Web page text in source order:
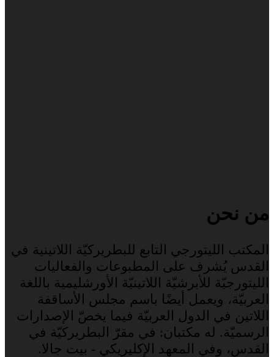
من نحن
المكتب الليتورجي التابع للبطريركيّة اللاتينية في
القدس يُشرف على المطبوعات والفعاليات
الليتورجيّة للأبرشيّة اللاتينيّة الأورشليمية باللغة
العربيّة، ويعمل أيضًا باسم مجلس الأساقفة
اللاتين في الدول العربيّة فيما يخصّ الإصدارات
الرسميّة. له مكتبان: في مقرّ البطريركيّة في
القدس، وفي المعهد الإكليريكي - بيت جالا.